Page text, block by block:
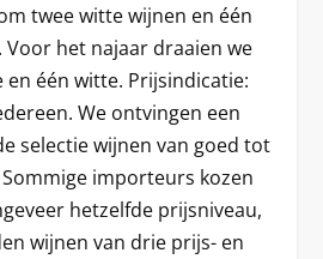
twee witte wijnen en één
het najaar draaien we
één witte. Prijsindicatie:
We ontvingen een
selectie wijnen van goed tot
importeurs kozen
hetzelfde prijsniveau,
wijnen van drie prijs- en